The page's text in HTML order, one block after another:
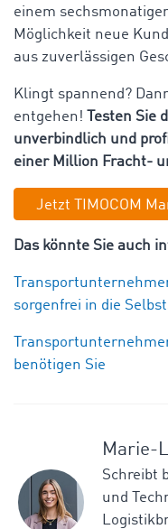
einem
Möglichkeit neue
aus zuverlässigen
Klingt spannend?
entgehen!
Testen Sie
unverbindlich und
einer Million Fracht-
Jetzt TIMOCOM
Das könnte Sie auch
sorgenfrei in die
benötigen Sie
Marie-
Schreibt
und